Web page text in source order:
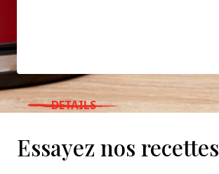
DETAILS
Essayez nos recettes